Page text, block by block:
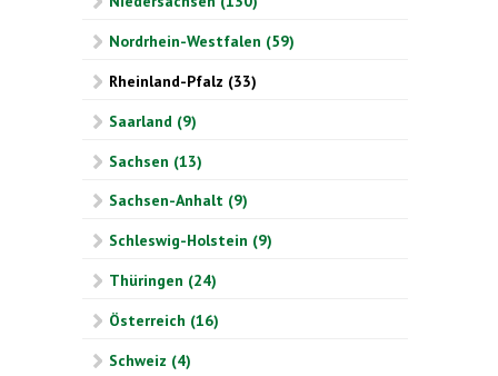
Nordrhein-Westfalen (59)
Rheinland-Pfalz (33)
Saarland (9)
Sachsen (13)
Sachsen-Anhalt (9)
Schleswig-Holstein (9)
Thüringen (24)
Österreich (16)
Schweiz (4)